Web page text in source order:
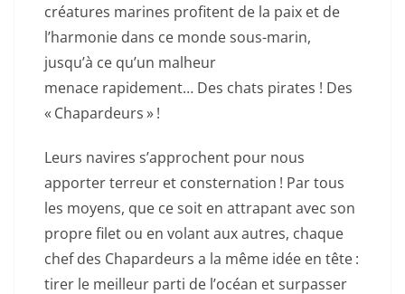
créatures marines profitent de la paix et de
l’harmonie dans ce monde sous-marin,
jusqu’à ce qu’un malheur
menace rapidement… Des chats pirates ! Des
« Chapardeurs » !
Leurs navires s’approchent pour nous
apporter terreur et consternation ! Par tous
les moyens, que ce soit en attrapant avec son
propre filet ou en volant aux autres, chaque
chef des Chapardeurs a la même idée en tête :
tirer le meilleur parti de l’océan et surpasser